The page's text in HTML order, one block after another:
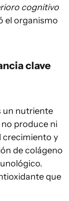
cognitivo
el organismo
clave
un nutriente
produce ni
crecimiento y
de colágeno
que